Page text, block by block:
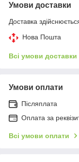
Умови доставки
Доставка
Нова Пошта
Всі умови доставки
Умови оплати
Післяплата
Оплата за
Всі умови оплати